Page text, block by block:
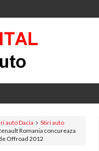
auto Dacia
Stiri auto
Romania concureaza
Offroad 2012